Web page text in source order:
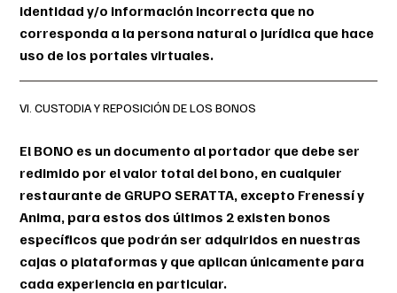
identidad y/o información incorrecta que no
corresponda a la persona natural o jurídica que hace
uso de los portales virtuales.
VI. CUSTODIA Y REPOSICIÓN DE LOS BONOS
El BONO es un documento al portador que debe ser
redimido por el valor total del bono, en cualquier
restaurante de GRUPO SERATTA, excepto Frenessí y
Anima, para estos dos últimos 2 existen bonos
específicos que podrán ser adquiridos en nuestras
cajas o plataformas y que aplican únicamente para
cada experiencia en particular.